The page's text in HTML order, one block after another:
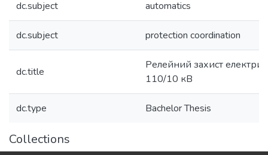
dc.subject automatics
dc.subject protection coordination
dc.title
Релейний захист
110/10 кВ
dc.type Bachelor Thesis
Collections